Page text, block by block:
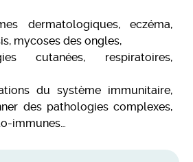
dermatologiques, eczéma,
mycoses des ongles,
cutanées, respiratoires,
du système immunitaire,
des pathologies complexes,
immunes…